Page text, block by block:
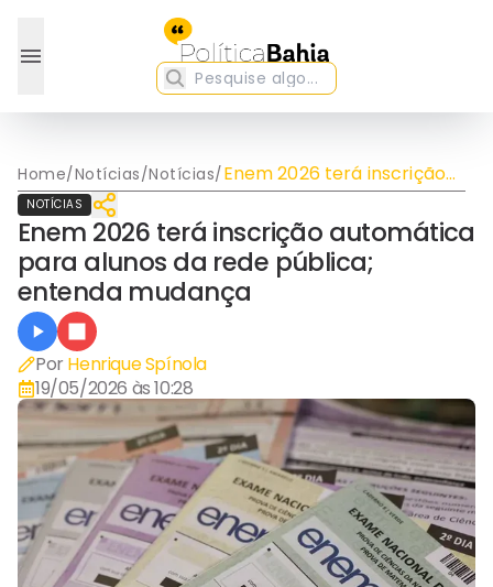
Home/Notícias/Notícias/Enem 2026 terá inscrição
automática para alunos da
rede pública; entenda
mudança
NOTÍCIAS
Enem 2026 terá inscrição automática
para alunos da rede pública;
entenda mudança
Por Henrique Spínola
19/05/2026 às 10:28